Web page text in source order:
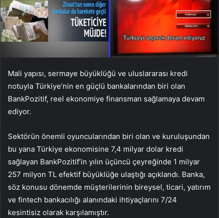
Mali yapısı, sermaye büyüklüğü ve uluslararası kredi
notuyla Türkiye’nin en güçlü bankalarından biri olan
BankPozitif, reel ekonomiye finansman sağlamaya devam
ediyor.
Sektörün önemli oyuncularından biri olan ve kuruluşundan
bu yana Türkiye ekonomisine 7,4 milyar dolar kredi
sağlayan BankPozitif’in yılın üçüncü çeyreğinde 1 milyar
257 milyon TL efektif büyüklüğe ulaştığı açıklandı. Banka,
söz konusu dönemde müşterilerinin bireysel, ticari, yatırım
ve fintech bankacılığı alanındaki ihtiyaçlarını 7/24
kesintisiz olarak karşılamıştır.